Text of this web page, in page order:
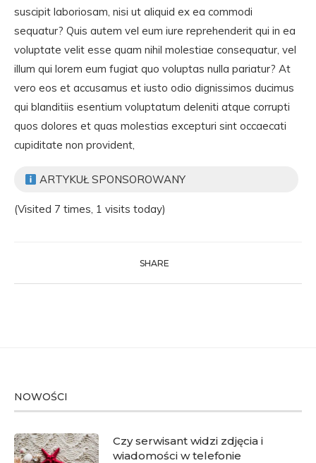
suscipit laboriosam, nisi ut aliquid ex ea commodi
sequatur? Quis autem vel eum iure reprehenderit qui in ea
voluptate velit esse quam nihil molestiae consequatur, vel
illum qui lorem eum fugiat quo voluptas nulla pariatur? At
vero eos et accusamus et iusto odio dignissimos ducimus
qui blanditiis esentium voluptatum deleniti atque corrupti
quos dolores et quas molestias excepturi sint occaecati
cupiditate non provident,
ARTYKUŁ SPONSOROWANY
(Visited 7 times, 1 visits today)
SHARE
NOWOŚCI
Czy serwisant widzi zdjęcia i
wiadomości w telefonie